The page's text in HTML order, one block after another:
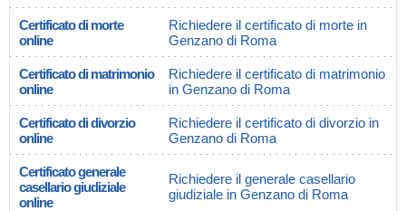
Certificato di morte
online
Richiedere il certificato di morte in
Genzano di Roma
Certificato di matrimonio
online
Richiedere il certificato di matrimonio
in Genzano di Roma
Certificato di divorzio
online
Richiedere il certificato di divorzio in
Genzano di Roma
Certificato generale
casellario giudiziale
online
Richiedere il generale casellario
giudiziale in Genzano di Roma